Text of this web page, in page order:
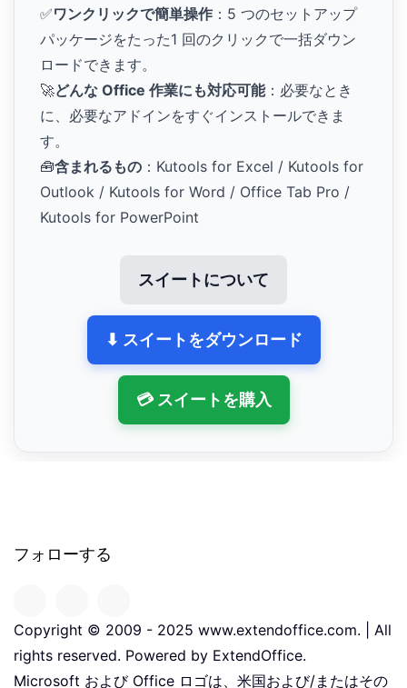
✅ワンクリックで簡単操作 ：5 つのセットアップ
パッケージをたった1 回のクリックで一括ダウン
ロードできます。
🚀どんな Office 作業にも対応可能：必要なとき
に、必要なアドインをすぐインストールできま
す。
🧰含まれるもの ：Kutools for Excel / Kutools for
Outlook / Kutools for Word / Office Tab Pro /
Kutools for PowerPoint
スイートについて
⬇ スイートをダウンロード
💳 スイートを購入
フォローする
Copyright © 2009 - 2025 www.extendoffice.com. | All
rights reserved. Powered by ExtendOffice.
Microsoft および Office ロゴは、米国および/またはその